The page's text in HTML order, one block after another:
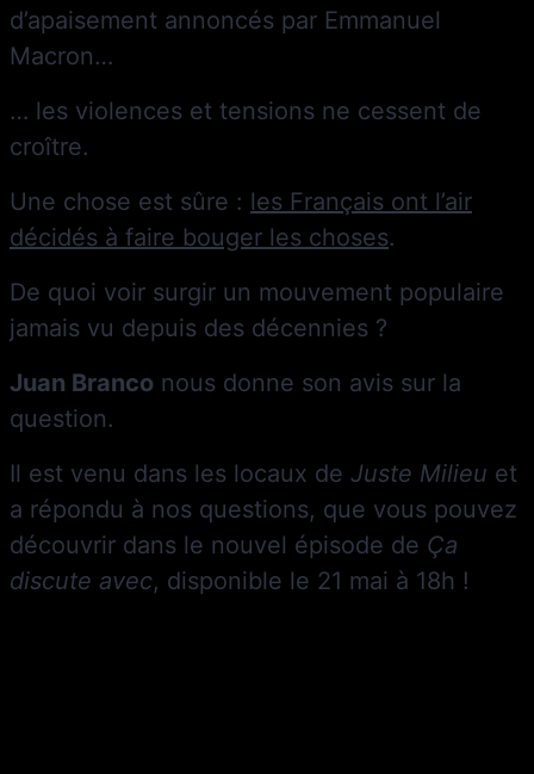
d’apaisement annoncés par Emmanuel
Macron…
… les violences et tensions ne cessent de
croître.
Une chose est sûre : les Français ont l’air
décidés à faire bouger les choses.
De quoi voir surgir un mouvement populaire
jamais vu depuis des décennies ?
Juan Branco nous donne son avis sur la
question.
Il est venu dans les locaux de Juste Milieu et
a répondu à nos questions, que vous pouvez
découvrir dans le nouvel épisode de Ça
discute avec, disponible le 21 mai à 18h !